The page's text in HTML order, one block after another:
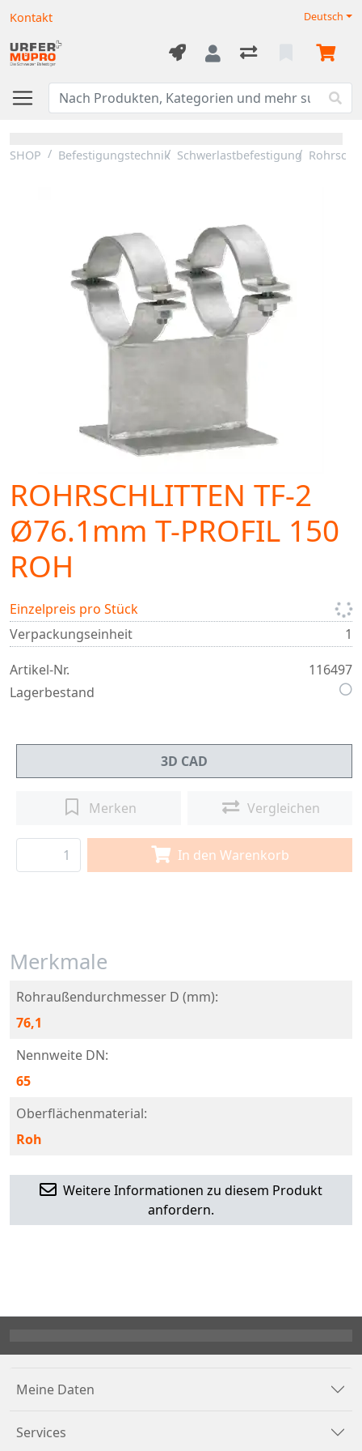
Kontakt Deutsch
SHOP Befestigungstechnik Schwerlastbefestigung
ROHRSCHLITTEN TF-2
Ø76.1mm T-PROFIL 150
ROH
Einzelpreis pro Stück
Verpackungseinheit
1
Artikel-Nr.
116497
Lagerbestand
3D CAD
Merken Vergleichen
In den Warenkorb
Merkmale
Rohraußendurchmesser D (mm):
76,1
Nennweite DN:
65
Oberflächenmaterial:
Roh
Weitere Informationen zu diesem Produkt
anfordern.
Meine Daten
Services